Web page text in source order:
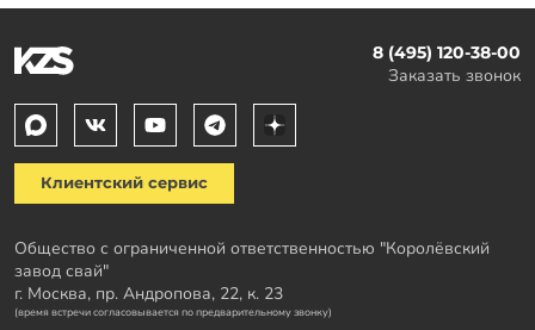
8 (495) 120-38-00
Заказать звонок
Клиентский сервис
Общество с ограниченной ответственностью "Королёвский
завод свай"
г. Москва, пр. Андропова, 22, к. 23
(время встречи согласовывается по предварительному звонку)